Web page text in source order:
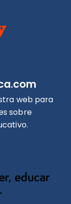
web para
sobre
educar